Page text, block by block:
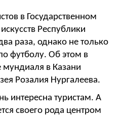
в Государственном
Республики
раза, однако не только
футболу. Об этом в
мундиаля в Казани
Розалия Нургалеева.
интересна туристам. А
своего рода центром